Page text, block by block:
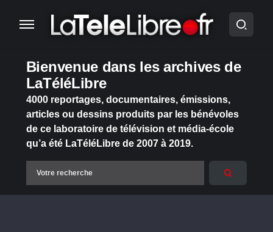
Bienvenue dans les archives de
LaTéléLibre
4000 reportages, documentaires, émissions,
articles ou dessins produits par les bénévoles
de ce laboratoire de télévision et média-école
qu’a été LaTéléLibre de 2007 à 2019.